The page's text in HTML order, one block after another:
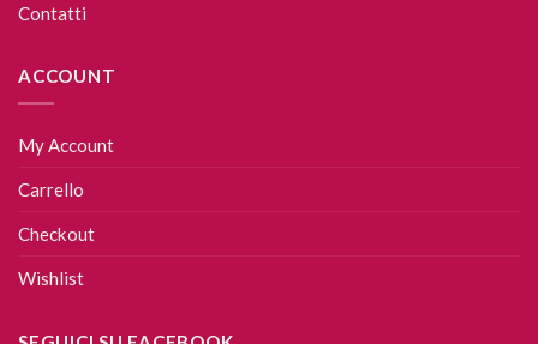
Contatti
ACCOUNT
My Account
Carrello
Checkout
Wishlist